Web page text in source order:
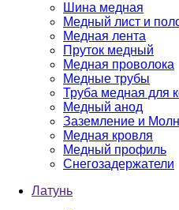
Шина медная
Медный лист и
Медная лента
Пруток медный
Медная проволока
Медные трубы
Труба медная для
Медный анод
Заземление и
Медная кровля
Медный профиль
Снегозадержатели
Латунь